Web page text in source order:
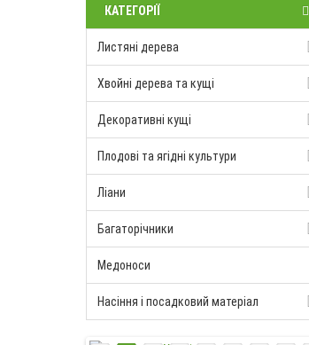
КАТЕГОРІЇ
Листяні дерева
Хвойні дерева та кущі
Декоративні кущі
Плодові та ягідні культури
Ліани
Багаторічники
Медоноси
Насіння і посадковий матеріал